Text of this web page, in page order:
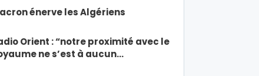
énerve les Algériens
Orient : “notre proximité avec le
ne s’est à aucun…